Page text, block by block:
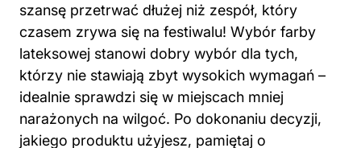
szansę przetrwać dłużej niż zespół, który
czasem zrywa się na festiwalu! Wybór farby
lateksowej stanowi dobry wybór dla tych,
którzy nie stawiają zbyt wysokich wymagań –
idealnie sprawdzi się w miejscach mniej
narażonych na wilgoć. Po dokonaniu decyzji,
jakiego produktu użyjesz, pamiętaj o